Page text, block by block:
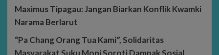
Maximus Tipagau: Jangan Biarkan Konflik Kwamki
Narama Berlarut
“Pa Chang Orang Tua Kami”, Solidaritas